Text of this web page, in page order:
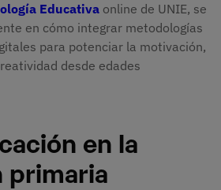
Educativa online de UNIE, se
en cómo integrar metodologías
para potenciar la motivación,
desde edades
en la
primaria